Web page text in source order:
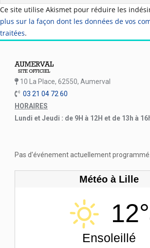
Ce site utilise Akismet pour réduire les
plus sur la façon dont les données de vos
traitées.
10 La Place, 62550, Aumerval
03 21 04 72 60
HORAIRES
Lundi et Jeudi : de 9H à 12H et de 13h à
Pas d'événement actuellement programmé.
Météo à Lille
12°
Ensoleillé